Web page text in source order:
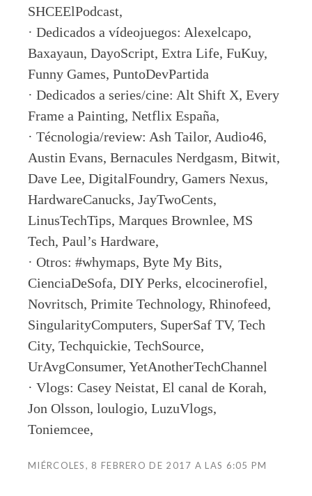
SHCEElPodcast,
· Dedicados a vídeojuegos: Alexelcapo,
Baxayaun, DayoScript, Extra Life, FuKuy,
Funny Games, PuntoDevPartida
· Dedicados a series/cine: Alt Shift X, Every
Frame a Painting, Netflix España,
· Técnologia/review: Ash Tailor, Audio46,
Austin Evans, Bernacules Nerdgasm, Bitwit,
Dave Lee, DigitalFoundry, Gamers Nexus,
HardwareCanucks, JayTwoCents,
LinusTechTips, Marques Brownlee, MS
Tech, Paul’s Hardware,
· Otros: #whymaps, Byte My Bits,
CienciaDeSofa, DIY Perks, elcocinerofiel,
Novritsch, Primite Technology, Rhinofeed,
SingularityComputers, SuperSaf TV, Tech
City, Techquickie, TechSource,
UrAvgConsumer, YetAnotherTechChannel
· Vlogs: Casey Neistat, El canal de Korah,
Jon Olsson, loulogio, LuzuVlogs,
Toniemcee,
MIÉRCOLES, 8 FEBRERO DE 2017 A LAS 6:05 PM